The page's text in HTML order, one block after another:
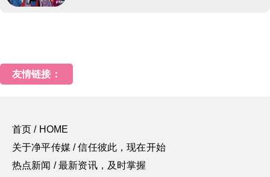
友情链接：
首页 / HOME
关于净平传媒 / 信任彼此，现在开始
热点新闻 / 最新资讯，及时掌握